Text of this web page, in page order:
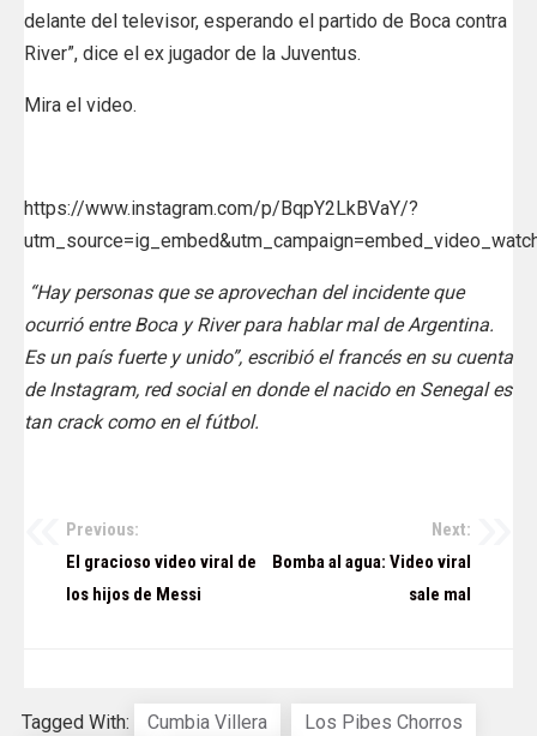
delante del televisor, esperando el partido de Boca contra
River”, dice el ex jugador de la Juventus.
Mira el video.
https://www.instagram.com/p/BqpY2LkBVaY/?
“Hay personas que se aprovechan del incidente que
ocurrió entre Boca y River para hablar mal de Argentina.
Es un país fuerte y unido”, escribió el francés en su cuenta
de Instagram, red social en donde el nacido en Senegal es
tan crack como en el fútbol.
Navegación
Previous:
El gracioso video viral de
los hijos de Messi
Next:
Bomba al agua: Video viral
sale mal
Tagged With: Cumbia Villera
Los Pibes Chorros